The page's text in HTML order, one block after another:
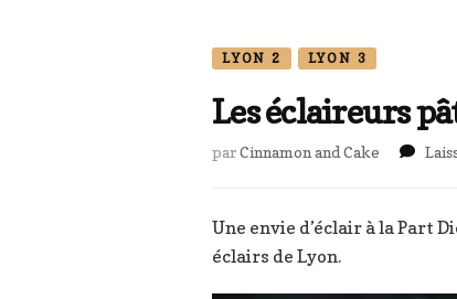
LYON 2 LYON 3
Les éclaireurs
parCinnamon and Cake
Une envie d’éclair à la Part
éclairs de Lyon.